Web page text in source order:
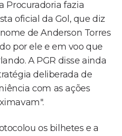
Procuradoria fazia
oficial da Gol, que diz
de Anderson Torres
por ele e em voo que
A PGR disse ainda
deliberada de
com as ações
os bilhetes e a